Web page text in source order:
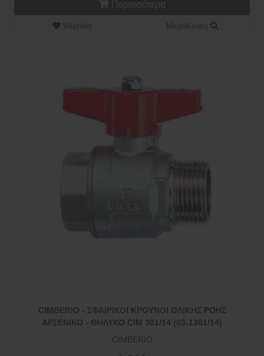
Wishlist Μεγέθυνση
CIMBERIO - ΣΦΑΙΡΙΚΟΙ ΚΡΟΥΝΟΙ ΟΛΙΚΗΣ ΡΟΗΣ
ΑΡΣΕΝΙΚΟ - ΘΗΛΥΚΟ CIM 301/14 (03-1301/14)
CIMBERIO